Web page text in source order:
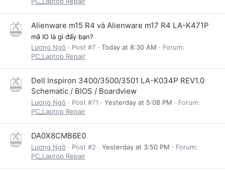
Alienware m15 R4 và Alienware m17 R4 LA-K471P
mã IO là gì đấy bạn?
Lương Ngô
Post #7 Today at 8:30 AM
Forum:
PC_Laptop Repair
Dell Inspiron 3400/3500/3501 LA-K034P REV1.0
Schematic / BIOS / Boardview
Lương Ngô Post #71 Yesterday at 5:08 PM
Forum:
PC_Laptop Repair
DA0X8CMB6E0
Lương Ngô Post #2 Yesterday at 3:50 PM
Forum:
PC_Laptop Repair